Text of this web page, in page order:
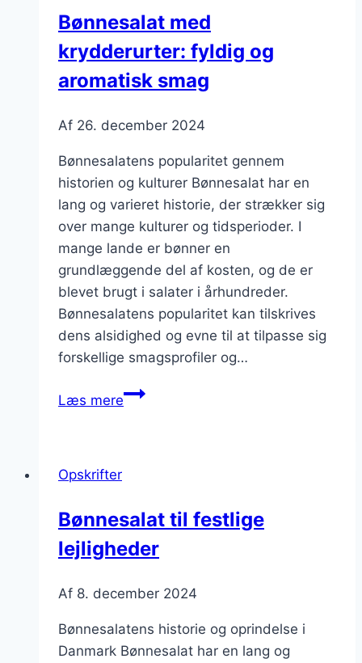
Bønnesalat med
krydderurter: fyldig og
aromatisk smag
Af 26. december 2024
Bønnesalatens popularitet gennem
historien og kulturer Bønnesalat har en
lang og varieret historie, der strækker sig
over mange kulturer og tidsperioder. I
mange lande er bønner en
grundlæggende del af kosten, og de er
blevet brugt i salater i århundreder.
Bønnesalatens popularitet kan tilskrives
dens alsidighed og evne til at tilpasse sig
forskellige smagsprofiler og…
Læs mereBønnesalat
smag
Opskrifter
Bønnesalat til festlige
lejligheder
Af 8. december 2024
Bønnesalatens historie og oprindelse i
Danmark Bønnesalat har en lang og